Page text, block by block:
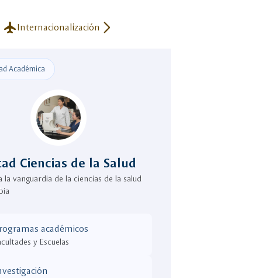
flightInternacionalización arrow_forward_ios
Académica
Ciencias de la Salud
la vanguardia de la ciencias de la salud
y Escuelas
académicos